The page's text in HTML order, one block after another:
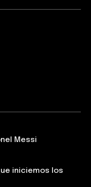
Messi
iniciemos los